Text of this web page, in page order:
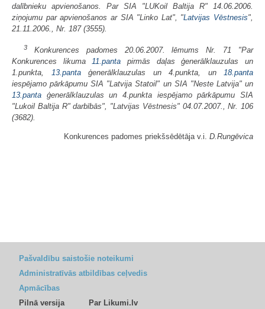
dalībnieku apvienošanos. Par SIA "LUKoil Baltija R" 14.06.2006.
ziņojumu par apvienošanos ar SIA "Linko Lat", "Latvijas Vēstnesis",
21.11.2006., Nr. 187 (3555).
3
Konkurences padomes 20.06.2007. lēmums Nr. 71 "Par
Konkurences likuma
11.panta pirmās daļas ģenerālklauzulas un
1.punkta,
13.pantaģenerālklauzulas un 4.punkta, un
18.panta
iespējamo pārkāpumu SIA "Latvija Statoil" un SIA "Neste Latvija" un
13.panta ģenerālklauzulas un 4.punkta iespējamo pārkāpumu SIA
"Lukoil Baltija R" darbībās", "Latvijas Vēstnesis" 04.07.2007., Nr. 106
(3682).
Konkurences padomes priekšsēdētāja v.i. D.Rungēvica
Pašvaldību saistošie noteikumi
Administratīvās atbildības ceļvedis
Apmācības
Pilnā versija
Par Likumi.lv